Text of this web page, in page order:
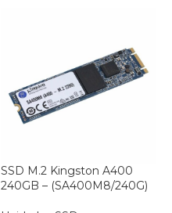
SSD M.2 Kingston A400
240GB – (SA400M8/240G)